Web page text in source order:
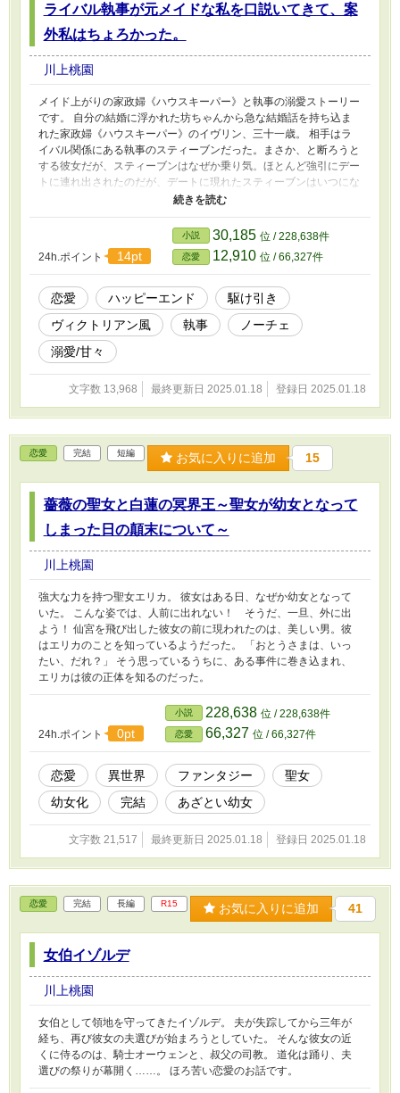
ライバル執事が元メイドな私を口説いてきて、案
外私はちょろかった。
川上桃園
メイド上がりの家政婦《ハウスキーパー》と執事の溺愛ストーリー
です。 自分の結婚に浮かれた坊ちゃんから急な結婚話を持ち込ま
れた家政婦《ハウスキーパー》のイヴリン、三十一歳。 相手はラ
イバル関係にある執事のスティーブンだった。まさか、と断ろうと
する彼女だが、スティーブンはなぜか乗り気。ほとんど強引にデー
トに連れ出されたのだが、デートに現れたスティーブンはいつにな
く優しくて……。 彼は以前からイヴリンのことが好きだったとい
う。 「イヴリン。恋人にしか許さないことを、私に許してくれま
せんか？」 一緒に勤めて六年。イヴリンは彼の甘い言葉にくらく
らしてしまって……!?
24h.ポイント
14pt
小説 30,185 位 / 228,638件
恋愛 12,910 位 / 66,327件
恋愛 ハッピーエンド
駆け引き
ヴィクトリアン風
執事
ノーチェ
溺愛/甘々
文字数 13,968 最終更新日 2025.01.18 登録日 2025.01.18
恋愛 完結 短編 お気に入りに追加 15
薔薇の聖女と白蓮の冥界王～聖女が幼女となって
しまった日の顛末について～
川上桃園
強大な力を持つ聖女エリカ。 彼女はある日、なぜか幼女となって
いた。 こんな姿では、人前に出れない！ そうだ、一旦、外に出
よう！ 仙宮を飛び出した彼女の前に現われたのは、美しい男。彼
はエリカのことを知っているようだった。 「おとうさまは、いっ
たい、だれ？」 そう思っているうちに、ある事件に巻き込まれ、
エリカは彼の正体を知るのだった。
24h.ポイント 0pt
小説 228,638 位 / 228,638件
恋愛 66,327 位 / 66,327件
恋愛 異世界 ファンタジー
聖女
幼女化
完結 あざとい幼女
文字数 21,517 最終更新日 2025.01.18 登録日 2025.01.18
恋愛 完結 長編 R15 お気に入りに追加 41
女伯イゾルデ
川上桃園
女伯として領地を守ってきたイゾルデ。 夫が失踪してから三年が
経ち、再び彼女の夫選びが始まろうとしていた。 そんな彼女の近
くに侍るのは、騎士オーウェンと、叔父の司教。 道化は踊り、夫
選びの祭りが幕開く……。 ほろ苦い恋愛のお話です。